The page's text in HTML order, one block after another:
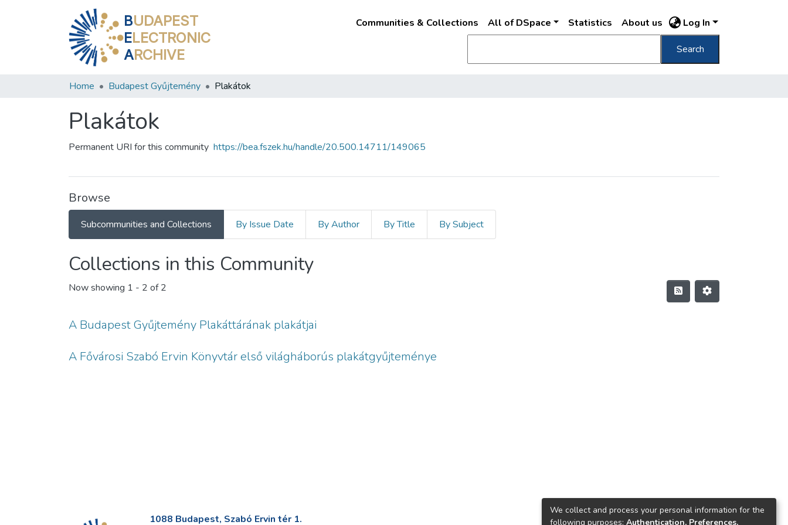
BUDAPEST
ELECTRONIC
ARCHIVE
Communities & Collections All of DSpace Statistics About us Log In
Search
Home Budapest Gyűjtemény Plakátok
Plakátok
Permanent URI for this community https://bea.fszek.hu/handle/20.500.14711/149065
Browse
Subcommunities and Collections By Issue Date By Author By Title By Subject
Collections in this Community
Now showing 1 - 2 of 2
A Budapest Gyűjtemény Plakáttárának plakátjai
A Fővárosi Szabó Ervin Könyvtár első világháborús plakátgyűjteménye
1088 Budapest, Szabó Ervin tér 1.
We collect and process your personal information for the
following purposes: Authentication, Preferences,